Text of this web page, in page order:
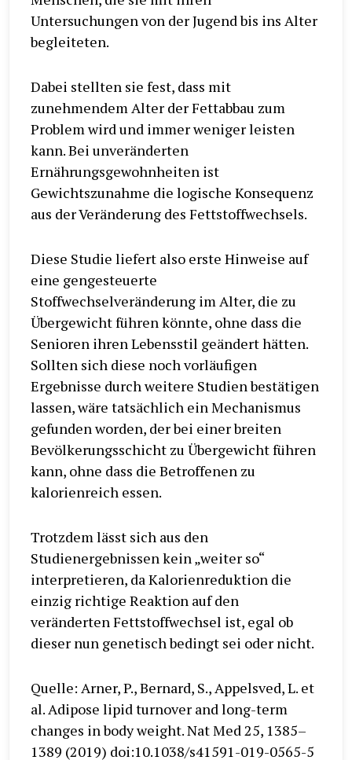
Untersuchungen von der Jugend bis ins Alter
begleiteten.
Dabei stellten sie fest, dass mit
zunehmendem Alter der Fettabbau zum
Problem wird und immer weniger leisten
kann. Bei unveränderten
Ernährungsgewohnheiten ist
Gewichtszunahme die logische Konsequenz
aus der Veränderung des Fettstoffwechsels.
Diese Studie liefert also erste Hinweise auf
eine gengesteuerte
Stoffwechselveränderung im Alter, die zu
Übergewicht führen könnte, ohne dass die
Senioren ihren Lebensstil geändert hätten.
Sollten sich diese noch vorläufigen
Ergebnisse durch weitere Studien bestätigen
lassen, wäre tatsächlich ein Mechanismus
gefunden worden, der bei einer breiten
Bevölkerungsschicht zu Übergewicht führen
kann, ohne dass die Betroffenen zu
kalorienreich essen.
Trotzdem lässt sich aus den
Studienergebnissen kein „weiter so“
interpretieren, da Kalorienreduktion die
einzig richtige Reaktion auf den
veränderten Fettstoffwechsel ist, egal ob
dieser nun genetisch bedingt sei oder nicht.
Quelle: Arner, P., Bernard, S., Appelsved, L. et
al. Adipose lipid turnover and long-term
changes in body weight. Nat Med 25, 1385–
1389 (2019) doi:10.1038/s41591-019-0565-5